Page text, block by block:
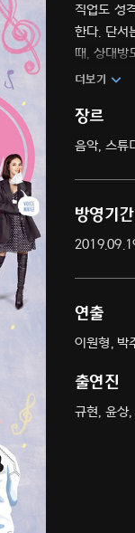
직업도 성
한다. 단서
때, 상대방
더보기
장르
음악, 스튜
방영기간
연출
이원형, 박
출연진
규현, 윤상